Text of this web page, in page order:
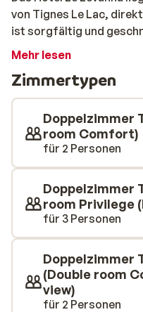
von Tignes Le Lac,
ist sorgfältig und
verfügt über einen
französisches
direkt vom Hotel aus
Mehr lesen
Zimmertypen
Doppelzimmer
room Comfort)
für 2 Personen
Doppelzimmer
room Privilege
für 3 Personen
Doppelzimmer
(Double room
view)
für 2 Personen